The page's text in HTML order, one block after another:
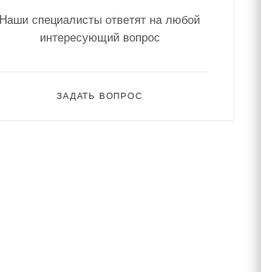
Наши специалисты ответят на любой
интересующий вопрос
ЗАДАТЬ ВОПРОС